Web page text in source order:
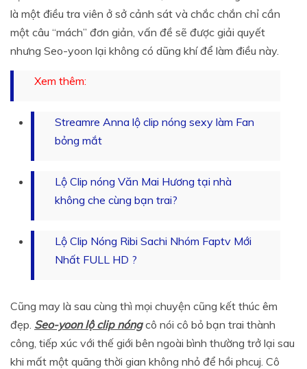
là một điều tra viên ở sở cảnh sát và chắc chắn chỉ cần
một câu “mách” đơn giản, vấn đề sẽ được giải quyết
nhưng Seo-yoon lại không có dũng khí để làm điều này.
Streamre Anna lộ clip nóng sexy làm Fan
bỏng mắt
Lộ Clip nóng Văn Mai Hương tại nhà
không che cùng bạn trai?
Lộ Clip Nóng Ribi Sachi Nhóm Faptv Mới
Nhất FULL HD ?
Cũng may là sau cùng thì mọi chuyện cũng kết thúc êm
đẹp. Seo-yoon lộ clip nóngcô nói cô bỏ bạn trai thành
công, tiếp xúc với thế giới bên ngoài bình thường trở lại sau
khi mất một quãng thời gian không nhỏ để hồi phcuj. Cô